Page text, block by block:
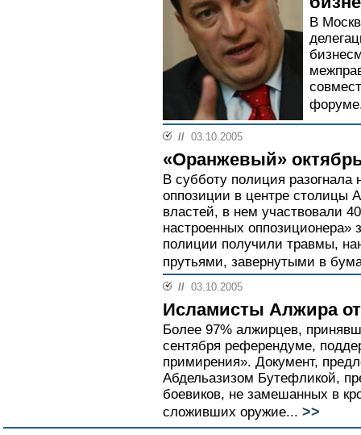
В
// 03.10.2005
«Оранжевый»
В субботу полиция разогнала
оппозиции в центре столицы
властей, в нем участвовали
настроенных оппозиционера»
полиции получили травмы,
прутьями, завернутыми в
// 03.10.2005
Исламисты Алжира
Более 97% алжирцев,
сентября референдуме,
примирения». Документ,
Абдельазизом Бутефликой,
боевиков, не замешанных в
сложивших оружие... >>